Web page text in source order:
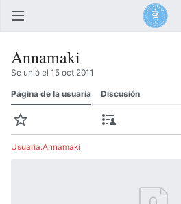
Abrir menú principal
Annamaki
Se unió el 15 oct 2011
Página de la usuaria Discusión
Vigilar Contribuciones
Usuaria:Annamaki